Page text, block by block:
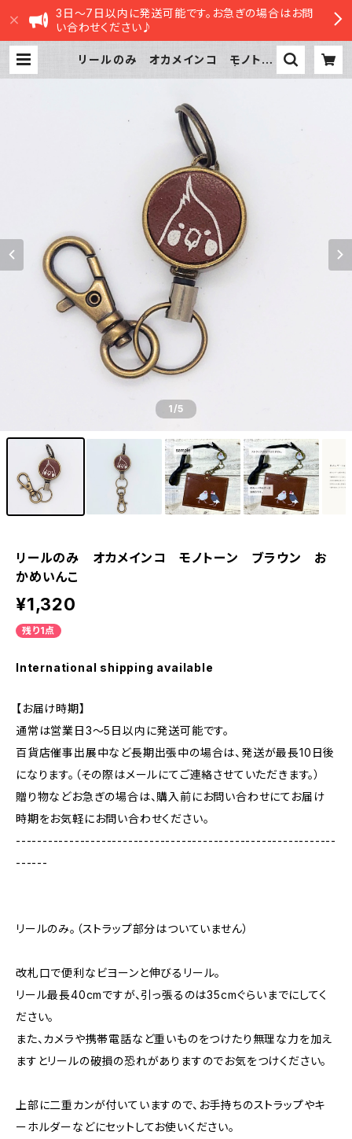
3日～7日以内に発送可能です。お急ぎの場合はお問
い合わせください♪
リールのみ オカメインコ モノトー
1/5
リールのみ オカメインコ モノトーン ブラウン お
かめいんこ
¥1,320
残り1点
International shipping available
【お届け時期】
通常は営業日3〜5日以内に発送可能です。
百貨店催事出展中など長期出張中の場合は、発送が最長10日後
になります。（その際はメールにてご連絡させていただきます。）
贈り物などお急ぎの場合は、購入前にお問い合わせにてお届け
時期をお気軽にお問い合わせください。
------------------------------------------------------------
------
リールのみ。（ストラップ部分はついていません）
改札口で便利なビヨーンと伸びるリール。
リール最長40cmですが、引っ張るのは35cmぐらいまでにしてく
ださい。
また、カメラや携帯電話など重いものをつけたり無理な力を加え
ますとリールの破損の恐れがありますのでお気をつけください。
上部に二重カンが付いていますので、お手持ちのストラップやキ
ーホルダーなどにセットしてお使いください。